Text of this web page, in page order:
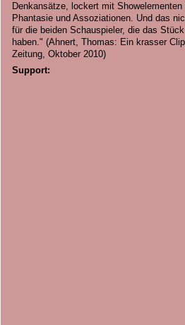
Denkansätze, lockert mit
Phantasie und Assoziationen. Und das
für die beiden Schauspieler, die das
haben." (Ahnert, Thomas: Ein krasser
Zeitung, Oktober 2010)
Support: